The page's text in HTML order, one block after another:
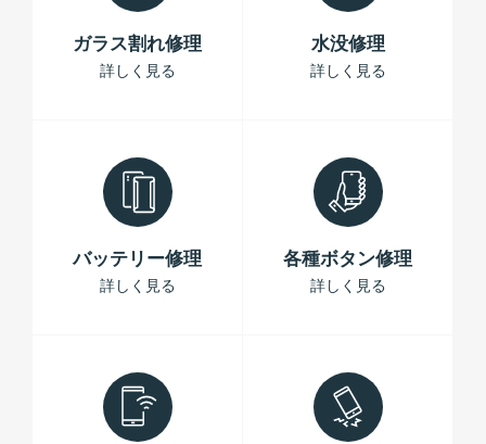
ガラス割れ修理
詳しく見る
水没修理
詳しく見る
バッテリー修理
詳しく見る
各種ボタン修理
詳しく見る